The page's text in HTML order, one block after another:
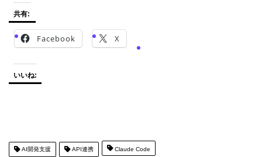
共有:
Facebook X
いいね:
AI開発支援 API連携 Claude Code